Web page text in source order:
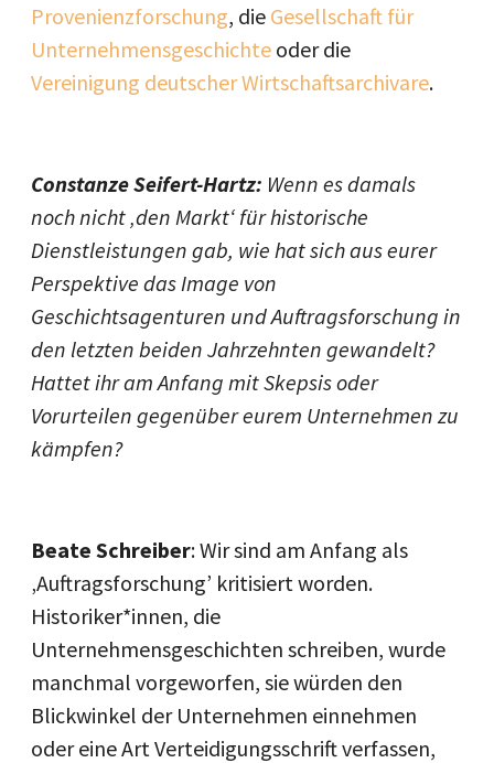
Provenienzforschung, die Gesellschaft für
Unternehmensgeschichte oder die
Vereinigung deutscher Wirtschaftsarchivare.
Constanze Seifert-Hartz: Wenn es damals
noch nicht ‚den Markt‘ für historische
Dienstleistungen gab, wie hat sich aus eurer
Perspektive das Image von
Geschichtsagenturen und Auftragsforschung in
den letzten beiden Jahrzehnten gewandelt?
Hattet ihr am Anfang mit Skepsis oder
Vorurteilen gegenüber eurem Unternehmen zu
kämpfen?
Beate Schreiber: Wir sind am Anfang als
‚Auftragsforschung’ kritisiert worden.
Historiker*innen, die
Unternehmensgeschichten schreiben, wurde
manchmal vorgeworfen, sie würden den
Blickwinkel der Unternehmen einnehmen
oder eine Art Verteidigungsschrift verfassen,